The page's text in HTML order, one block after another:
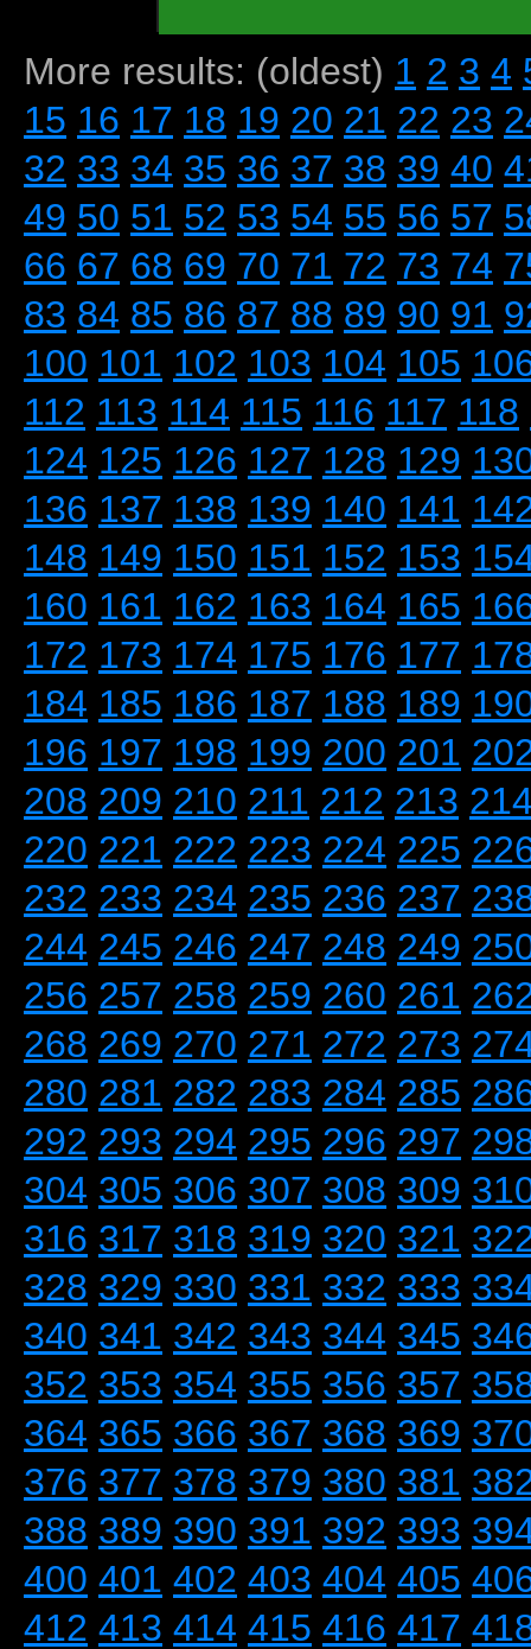
More results: (oldest) 1 2 3 4
15 16 17 18 19 20 21 22 23
32 33 34 35 36 37 38 39 40
49 50 51 52 53 54 55 56 57
66 67 68 69 70 71 72 73 74
83 84 85 86 87 88 89 90 91
100 101 102 103 104 105
112 113 114 115 116 117 118
124 125 126 127 128 129
136 137 138 139 140 141
148 149 150 151 152 153
160 161 162 163 164 165
172 173 174 175 176 177
184 185 186 187 188 189
196 197 198 199 200 201
208 209 210 211 212 213
220 221 222 223 224 225
232 233 234 235 236 237
244 245 246 247 248 249
256 257 258 259 260 261
268 269 270 271 272 273
280 281 282 283 284 285
292 293 294 295 296 297
304 305 306 307 308 309
316 317 318 319 320 321
328 329 330 331 332 333
340 341 342 343 344 345
352 353 354 355 356 357
364 365 366 367 368 369
376 377 378 379 380 381
388 389 390 391 392 393
400 401 402 403 404 405
412 413 414 415 416 417